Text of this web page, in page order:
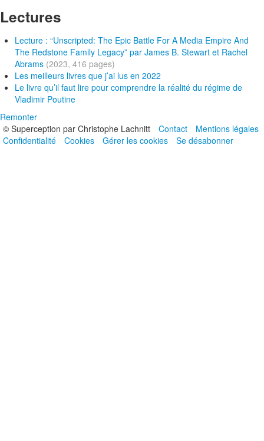
Lectures
Lecture : “Unscripted: The Epic Battle For A Media Empire And
The Redstone Family Legacy” par James B. Stewart et Rachel
Abrams (2023, 416 pages)
Les meilleurs livres que j’ai lus en 2022
Le livre qu’il faut lire pour comprendre la réalité du régime de
Vladimir Poutine
Remonter
© Superception par Christophe Lachnitt
Contact
Mentions légales
Confidentialité
Cookies Gérer les cookies Se désabonner